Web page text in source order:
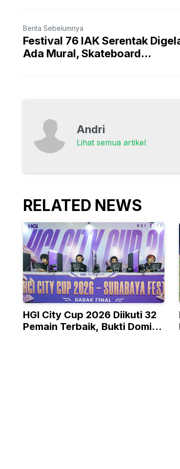
Berita Sebelumnya
Festival 76 IAK Serentak
Ada Mural, Skateboard...
Andri
Lihat semua artikel
RELATED NEWS
HGI City Cup 2026 Diikuti 32
Pemain Terbaik, Bukti Domino